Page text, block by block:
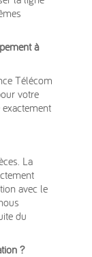
à
Télécom
votre
La
avec le
du
?